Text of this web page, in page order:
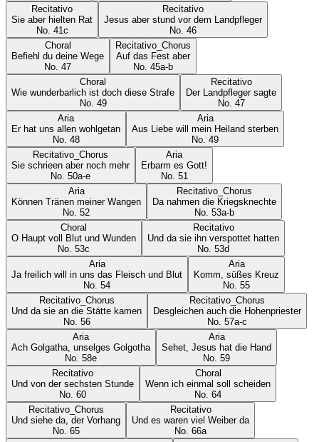
Recitativo
Sie aber hielten Rat
No. 41c
Recitativo
Jesus aber stund vor dem Landpfleger
No. 46
Choral
Befiehl du deine Wege
No. 47
Recitativo_Chorus
Auf das Fest aber
No. 45a-b
Choral
Wie wunderbarlich ist doch diese Strafe
No. 49
Recitativo
Der Landpfleger sagte
No. 47
Aria
Er hat uns allen wohlgetan
No. 48
Aria
Aus Liebe will mein Heiland sterben
No. 49
Recitativo_Chorus
Sie schrieen aber noch mehr
No. 50a-e
Aria
Erbarm es Gott!
No. 51
Aria
Können Tränen meiner Wangen
No. 52
Recitativo_Chorus
Da nahmen die Kriegsknechte
No. 53a-b
Choral
O Haupt voll Blut und Wunden
No. 53c
Recitativo
Und da sie ihn verspottet hatten
No. 53d
Aria
Ja freilich will in uns das Fleisch und Blut
No. 54
Aria
Komm, süßes Kreuz
No. 55
Recitativo_Chorus
Und da sie an die Stätte kamen
No. 56
Recitativo_Chorus
Desgleichen auch die Hohenpriester
No. 57a-c
Aria
Ach Golgatha, unselges Golgotha
No. 58e
Aria
Sehet, Jesus hat die Hand
No. 59
Recitativo
Und von der sechsten Stunde
No. 60
Choral
Wenn ich einmal soll scheiden
No. 64
Recitativo_Chorus
Und siehe da, der Vorhang
No. 65
Recitativo
Und es waren viel Weiber da
No. 66a